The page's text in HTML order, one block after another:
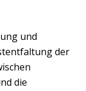
und
der
die